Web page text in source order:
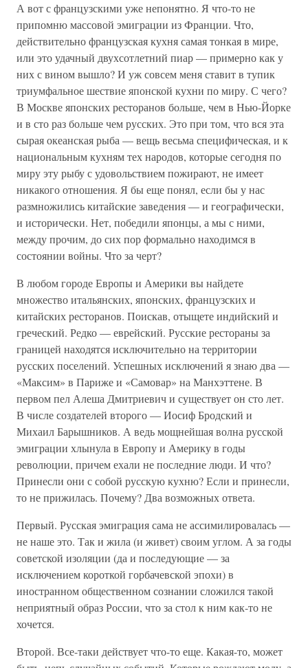
А вот с французскими уже непонятно. Я что-то не
припомню массовой эмиграции из Франции. Что,
действительно французская кухня самая тонкая в мире,
или это удачный двухсотлетний пиар — примерно как у
них с вином вышло? И уж совсем меня ставит в тупик
триумфальное шествие японской кухни по миру. С чего?
В Москве японских ресторанов больше, чем в Нью-Йорке
и в сто раз больше чем русских. Это при том, что вся эта
сырая океанская рыба — вещь весьма специфическая, и к
национальным кухням тех народов, которые сегодня по
миру эту рыбу с удовольствием пожирают, не имеет
никакого отношения. Я бы еще понял, если бы у нас
размножились китайские заведения — и географически,
и исторически. Нет, победили японцы, а мы с ними,
между прочим, до сих пор формально находимся в
состоянии войны. Что за черт?
В любом городе Европы и Америки вы найдете
множество итальянских, японских, французских и
китайских ресторанов. Поискав, отыщете индийский и
греческий. Редко — еврейский. Русские рестораны за
границей находятся исключительно на территории
русских поселений. Успешных исключений я знаю два —
«Максим» в Париже и «Самовар» на Манхэттене. В
первом пел Алеша Дмитриевич и существует он сто лет.
В числе создателей второго — Иосиф Бродский и
Михаил Барышников. А ведь мощнейшая волна русской
эмиграции хлынула в Европу и Америку в годы
революции, причем ехали не последние люди. И что?
Принесли они с собой русскую кухню? Если и принесли,
то не прижилась. Почему? Два возможных ответа.
Первый. Русская эмиграция сама не ассимилировалась —
не наше это. Так и жила (и живет) своим углом. А за годы
советской изоляции (да и последующие — за
исключением короткой горбачевской эпохи) в
иностранном общественном сознании сложился такой
неприятный образ России, что за стол к ним как-то не
хочется.
Второй. Все-таки действует что-то еще. Какая-то, может